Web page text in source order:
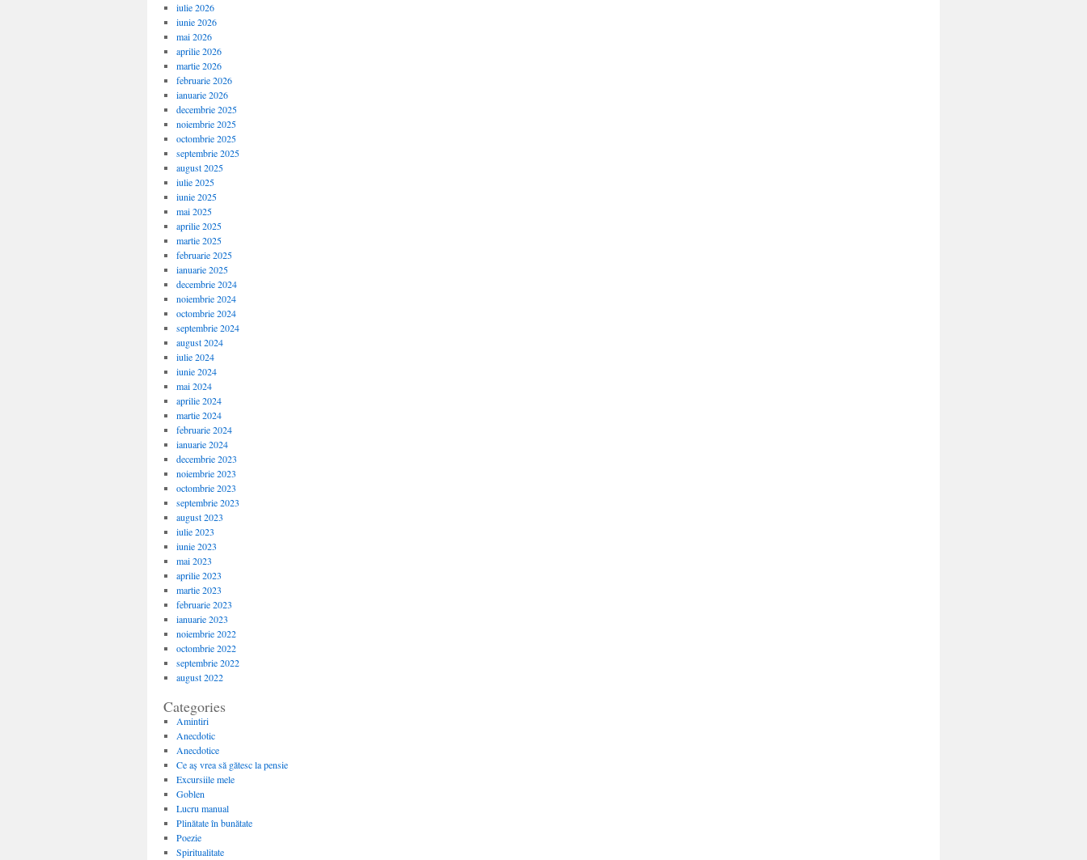
iulie 2026
iunie 2026
mai 2026
aprilie 2026
martie 2026
februarie 2026
ianuarie 2026
decembrie 2025
noiembrie 2025
octombrie 2025
septembrie 2025
august 2025
iulie 2025
iunie 2025
mai 2025
aprilie 2025
martie 2025
februarie 2025
ianuarie 2025
decembrie 2024
noiembrie 2024
octombrie 2024
septembrie 2024
august 2024
iulie 2024
iunie 2024
mai 2024
aprilie 2024
martie 2024
februarie 2024
ianuarie 2024
decembrie 2023
noiembrie 2023
octombrie 2023
septembrie 2023
august 2023
iulie 2023
iunie 2023
mai 2023
aprilie 2023
martie 2023
februarie 2023
ianuarie 2023
noiembrie 2022
octombrie 2022
septembrie 2022
august 2022
Categories
Amintiri
Anecdotic
Anecdotice
Ce aș vrea să gătesc la pensie
Excursiile mele
Goblen
Lucru manual
Plinătate în bunătate
Poezie
Spiritualitate